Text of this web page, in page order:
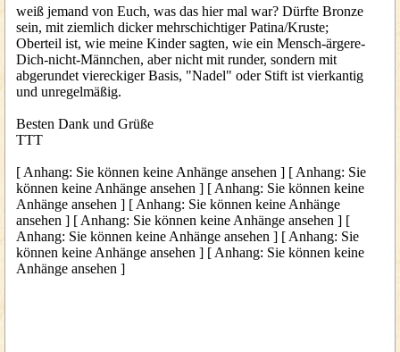
weiß jemand von Euch, was das hier mal war? Dürfte Bronze
sein, mit ziemlich dicker mehrschichtiger Patina/Kruste;
Oberteil ist, wie meine Kinder sagten, wie ein Mensch-ärgere-
Dich-nicht-Männchen, aber nicht mit runder, sondern mit
abgerundet viereckiger Basis, "Nadel" oder Stift ist vierkantig
und unregelmäßig.
Besten Dank und Grüße
TTT
[ Anhang: Sie können keine Anhänge ansehen ] [ Anhang: Sie
können keine Anhänge ansehen ] [ Anhang: Sie können keine
Anhänge ansehen ] [ Anhang: Sie können keine Anhänge
ansehen ] [ Anhang: Sie können keine Anhänge ansehen ] [
Anhang: Sie können keine Anhänge ansehen ] [ Anhang: Sie
können keine Anhänge ansehen ] [ Anhang: Sie können keine
Anhänge ansehen ]